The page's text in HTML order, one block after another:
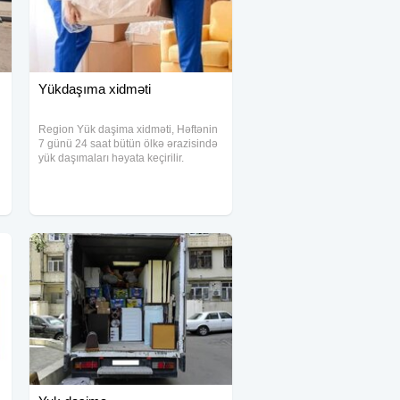
Yükdaşıma xidməti
Region Yük daşima xidməti, Həftənin
7 günü 24 saat bütün ölkə ərazisində
yük daşımaları həyata keçirilir.
zəmanət